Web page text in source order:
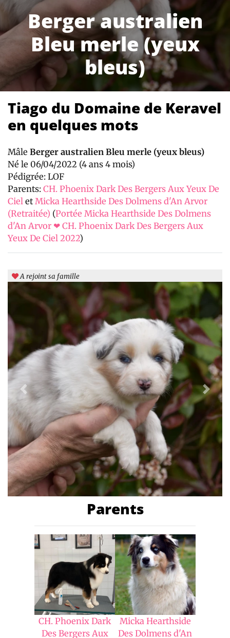
Berger australien
Bleu merle (yeux
bleus)
A rejoint sa famille
Previous Next
Tiago du Domaine de Keravel
en quelques mots
Mâle Berger australien Bleu merle (yeux bleus)
Né le 06/04/2022 (4 ans 4 mois)
Pédigrée: LOF
Parents: CH. Phoenix Dark Des Bergers Aux Yeux De
Ciel et Micka Hearthside Des Dolmens d'An Arvor
(Retraitée) (Portée Micka Hearthside Des Dolmens
d'An Arvor ❤ CH. Phoenix Dark Des Bergers Aux
Yeux De Ciel 2022)
Parents
CH. Phoenix Dark
Des Bergers Aux
Micka Hearthside
Des Dolmens d'An